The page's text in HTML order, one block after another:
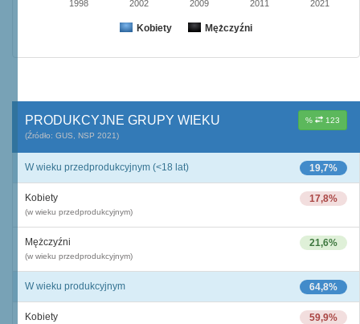
Kobiety Mężczyźni
1998 2002 2009 2011 2021
% 123
PRODUKCYJNE GRUPY WIEKU
(Źródło: GUS, NSP 2021)
19,7%
W wieku przedprodukcyjnym (<18 lat)
17,8%
Kobiety
(w wieku przedprodukcyjnym)
21,6%
Mężczyźni
(w wieku przedprodukcyjnym)
64,8%
W wieku produkcyjnym
59,9%
Kobiety